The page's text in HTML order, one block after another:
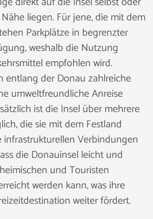
liegen. Für jene, die mit dem
Parkplätze in begrenzter
weshalb die Nutzung
empfohlen wird.
entlang der Donau zahlreiche
umweltfreundliche Anreise
ist die Insel über mehrere
die sie mit dem Festland
infrastrukturellen Verbindungen
die Donauinsel leicht und
und Touristen
werden kann, was ihre
weiter fördert.